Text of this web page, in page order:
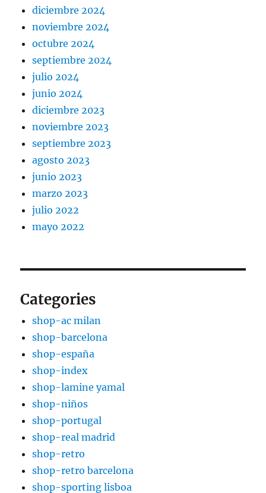
diciembre 2024
noviembre 2024
octubre 2024
septiembre 2024
julio 2024
junio 2024
diciembre 2023
noviembre 2023
septiembre 2023
agosto 2023
junio 2023
marzo 2023
julio 2022
mayo 2022
Categories
shop-ac milan
shop-barcelona
shop-españa
shop-index
shop-lamine yamal
shop-niños
shop-portugal
shop-real madrid
shop-retro
shop-retro barcelona
shop-sporting lisboa